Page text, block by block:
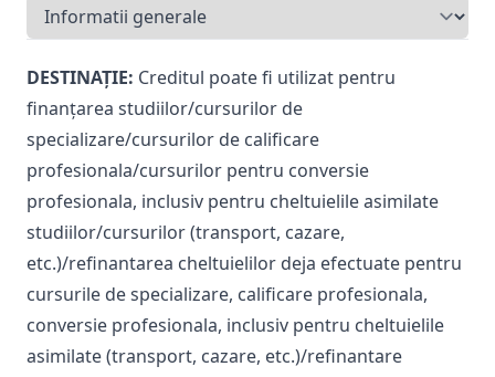
DESTINAȚIE: Creditul poate fi utilizat pentru
finanţarea studiilor/cursurilor de
specializare/cursurilor de calificare
profesionala/cursurilor pentru conversie
profesionala, inclusiv pentru cheltuielile asimilate
studiilor/cursurilor (transport, cazare,
etc.)/refinantarea cheltuielilor deja efectuate pentru
cursurile de specializare, calificare profesionala,
conversie profesionala, inclusiv pentru cheltuielile
asimilate (transport, cazare, etc.)/refinantare